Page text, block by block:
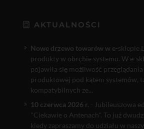
AKTUALNOŚCI
Nowe drzewo towarów w e-sklepie
produkty w obrębie systemu. W e-
pojawiła się możliwość
produktowej pod kątem systemów,
kompatybilnych ze...
10 czerwca 2026 r. - Jubileuszowa
"Ciekawie o Antenach". To już
kiedy zapraszamy do udziału w